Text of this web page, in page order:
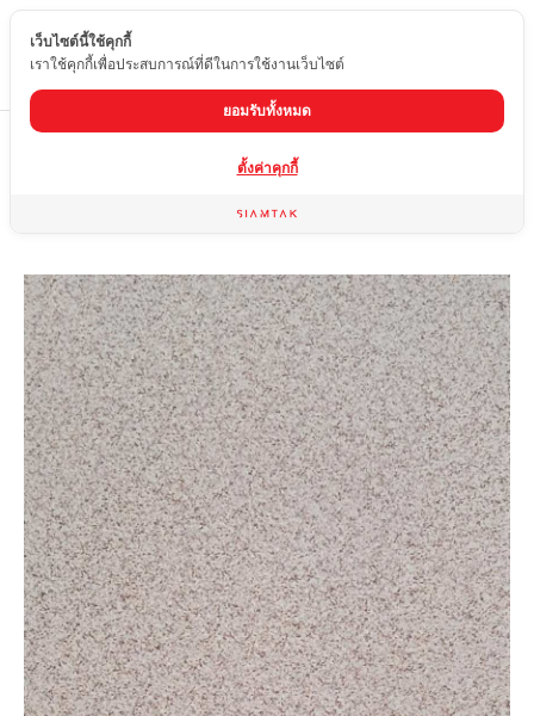
TH
กระเบื้องผิวด้าน
เว็บไซต์นี้ใช้คุกกี้
เราใช้คุกกี้เพื่อประสบการณ์ที่ดีในการใช้งานเว็บไซต์
ยอมรับทั้งหมด
ตั้งค่าคุกกี้